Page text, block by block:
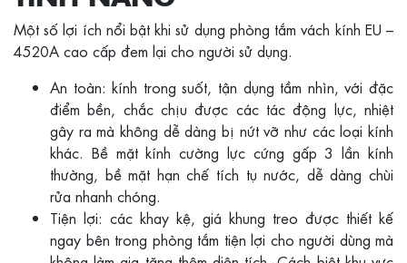
Một số lợi ích nổi bật khi sử dụng phòng tắm vách kính EU –
4520A cao cấp đem lại cho người sử dụng.
An toàn: kính trong suốt, tận dụng tầm nhìn, với đặc
điểm bền, chắc chịu được các tác động lực, nhiệt
gây ra mà không dễ dàng bị nứt vỡ như các loại kính
khác. Bề mặt kính cường lực cứng gấp 3 lần kính
thường, bề mặt hạn chế tích tụ nước, dễ dàng chùi
rửa nhanh chóng.
Tiện lợi: các khay kệ, giá khung treo được thiết kế
ngay bên trong phòng tắm tiện lợi cho người dùng mà